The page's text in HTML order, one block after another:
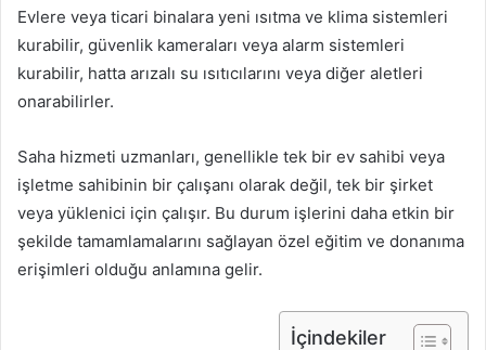
Evlere veya ticari binalara yeni ısıtma ve klima sistemleri
kurabilir, güvenlik kameraları veya alarm sistemleri
kurabilir, hatta arızalı su ısıtıcılarını veya diğer aletleri
onarabilirler.
Saha hizmeti uzmanları, genellikle tek bir ev sahibi veya
işletme sahibinin bir çalışanı olarak değil, tek bir şirket
veya yüklenici için çalışır. Bu durum işlerini daha etkin bir
şekilde tamamlamalarını sağlayan özel eğitim ve donanıma
erişimleri olduğu anlamına gelir.
İçindekiler